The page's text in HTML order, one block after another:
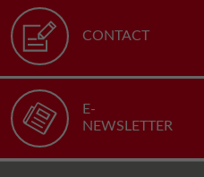
CONTACT
E-
NEWSLETTER